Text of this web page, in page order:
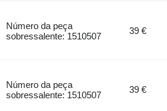
Número da peça
sobressalente: 1510507
39 €
Número da peça
sobressalente: 1510507
39 €